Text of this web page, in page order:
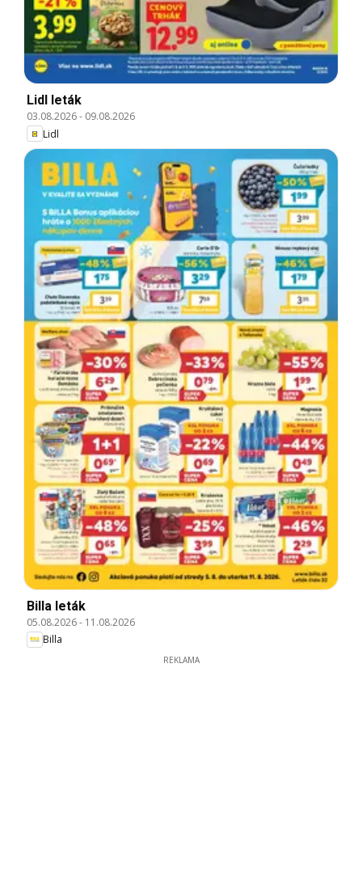
Lidl leták
03.08.2026- 09.08.2026
Lidl
Billa leták
05.08.2026- 11.08.2026
Billa
REKLAMA